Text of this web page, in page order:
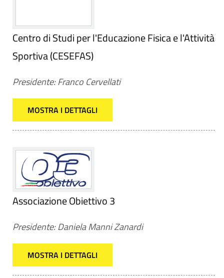
Centro di Studi per l'Educazione Fisica e l'Attività
Sportiva (CESEFAS)
Presidente: Franco Cervellati
MOSTRA I DETTAGLI
Associazione Obiettivo 3
Presidente: Daniela Manni Zanardi
MOSTRA I DETTAGLI